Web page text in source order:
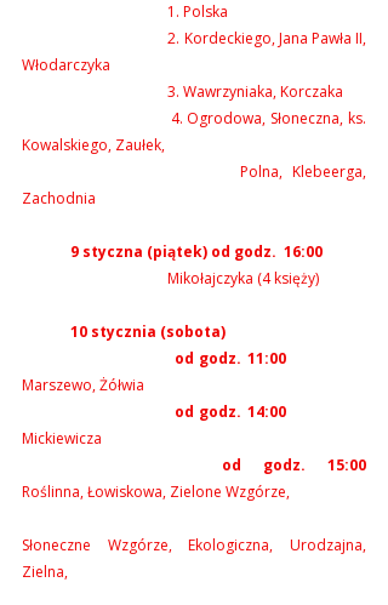
			1. Polska
			2. Kordeckiego, Jana Pawła II,
Włodarczyka
			3. Wawrzyniaka, Korczaka
Kowalskiego, Zaułek,
Zachodnia
	9 styczna (piątek) od godz.  16:00
			Mikołajczyka (4 księży)
	10 stycznia (sobota)
od godz. 11:00
Marszewo, Żółwia
Mickiewicza
Roślinna, Łowiskowa, Zielone Wzgórze,
Słoneczne Wzgórze, Ekologiczna, Urodzajna,
Zielna,